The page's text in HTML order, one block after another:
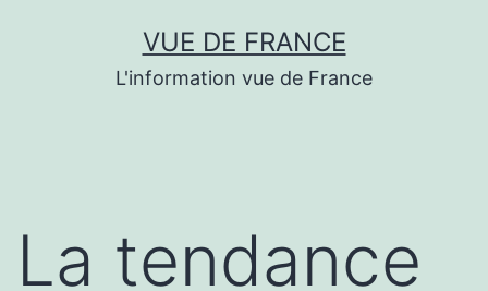
VUE DE FRANCE
L'information vue de France
La tendance